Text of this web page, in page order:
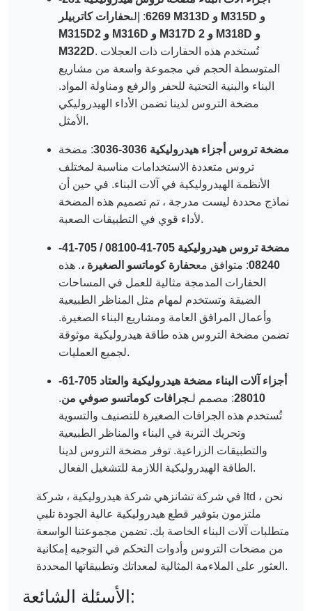
6269: إلىحفارات كاتربيلر M313D و M315D و
M315D2 و M316D و M317D 2 و M318D و
M322D. تُستخدم هذه الحفارات ذات العجلات
المتوسطة الحجم في مجموعة واسعة من مشاريع
البناء والبنية التحتية للحفر والرفع ومناولة المواد.
مضخة التروس لدينا تضمن الأداء الهيدروليكي
الأمثل.
مضخة تروس أجزاء هيدروليكية 3036-3036
: مضخة
تروس متعددة الاستخدامات مناسبة لمختلف
الأنظمة الهيدروليكية في آلات البناء. في حين أن
نماذج محددة ليست مدرجة ، تم تصميم هذه المضخة
لأداء قوي في التطبيقات الصعبة.
مضخة تروس هيدروليكية 705-41-08100 / 705-41-
08240: متوافق معحفارة كوماتسو الصغيرة ،. هذه
الحفارات المدمجة مثالية للعمل في المساحات
الضيقة وتستخدم لمهام مثل المناظر الطبيعية
وأعمال المرافق العامة ومشاريع البناء الصغيرة.
تضمن مضخة التروس هذه طاقة هيدروليكية موثوقة
لجميع العمليات.
أجزاء آلات البناء مضخة هيدروليكية والعتاد 705-61-
28010: مصمم لـجرافات كوماتسو صوفي من.
تُستخدم هذه الجرافات الصغيرة للتصنيف والتسوية
وتحريك التربة في البناء والمناظر الطبيعية
والتطبيقات الزراعية. توفر مضخة التروس لدينا
الطاقة الهيدروليكية اللازمة للتشغيل الفعال.
في شركة تشانزهي شركة هيدروليكية ، شركة ltd ، نحن
ملتزمون بتوفير قطع هيدروليكية عالية الجودة تلبي
متطلبات آلات البناء الخاصة بك. تضمن مجموعتنا الواسعة
من مضخات التروس وأدوات التحكم في التوجيه إمكانية
العثور على الملاءمة المثالية لمعداتك وتطبيقاتها المحددة.
الأسئلة الشائعة: